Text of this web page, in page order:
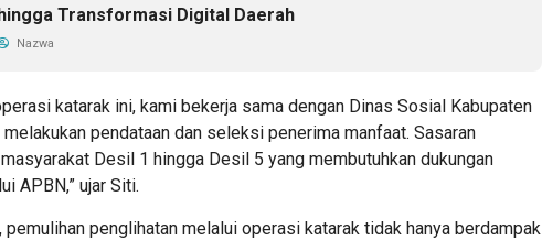
Transformasi Digital Daerah
Nazwa
katarak ini, kami bekerja sama dengan Dinas Sosial Kabupaten
melakukan pendataan dan seleksi penerima manfaat. Sasaran
Desil 1 hingga Desil 5 yang membutuhkan dukungan
APBN,” ujar Siti.
pemulihan penglihatan melalui operasi katarak tidak hanya berdampak